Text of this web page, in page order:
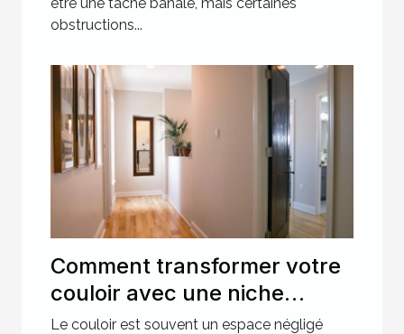
obstructions...
Comment transformer votre
couloir avec une niche
murale ?
Le couloir est souvent un espace négligé